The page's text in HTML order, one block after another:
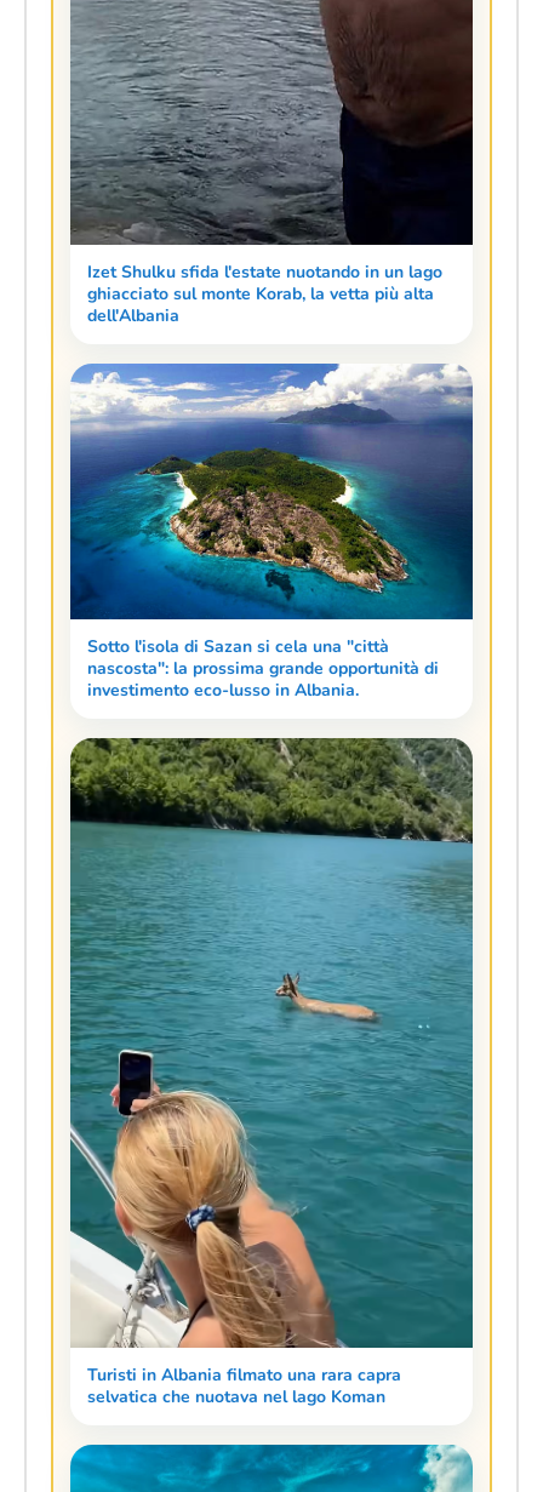
Izet Shulku sfida l'estate nuotando in un lago
ghiacciato sul monte Korab, la vetta più alta
dell'Albania
Sotto l'isola di Sazan si cela una "città
nascosta": la prossima grande opportunità di
investimento eco-lusso in Albania.
Turisti in Albania filmato una rara capra
selvatica che nuotava nel lago Koman